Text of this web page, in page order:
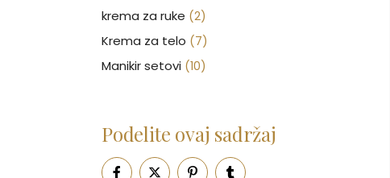
krema za ruke (2)
Krema za telo (7)
Manikir setovi (10)
Nega lica (88)
Nega tela (93)
Podelite ovaj sadržaj